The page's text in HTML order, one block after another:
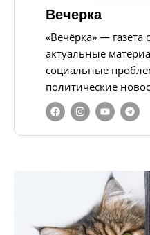
Вечерка
«Вечёрка» —
актуальные
социальные
политические